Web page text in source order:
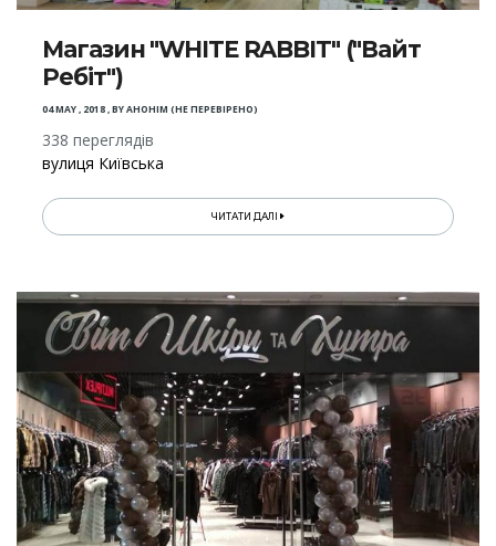
Магазин "WHITE RABBIT" ("Вайт
Ребіт")
04 MAY , 2018,BYАНОНІМ (НЕ ПЕРЕВІРЕНО)
338 переглядів
вулиця Київська
ЧИТАТИ ДАЛІ